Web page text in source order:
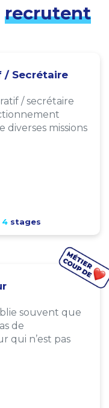
recrutent
Secrétaire
/ secrétaire
diverses missions
4stages
souvent que
de
qui n’est pas